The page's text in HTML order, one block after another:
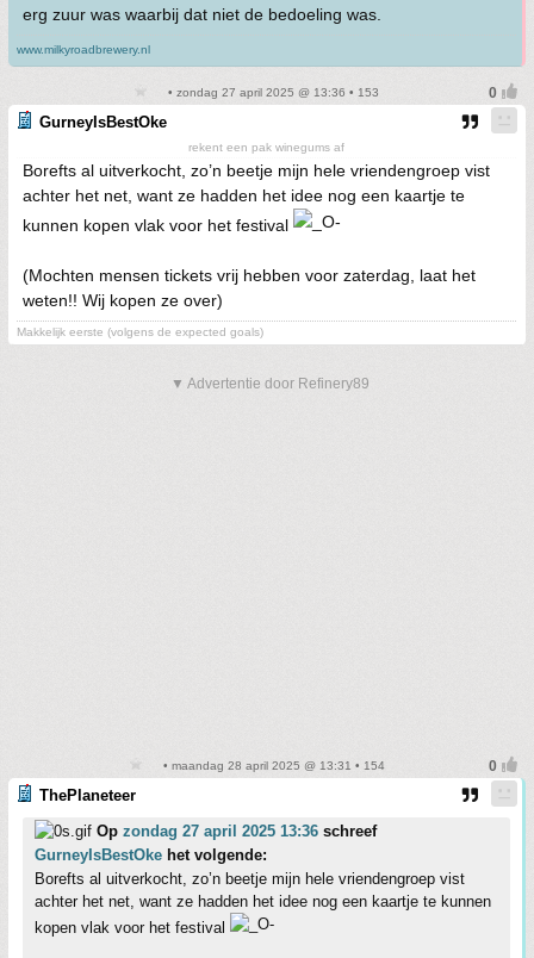
erg zuur was waarbij dat niet de bedoeling was.
www.milkyroadbrewery.nl
• zondag 27 april 2025 @ 13:36 • 153
GurneyIsBestOke
rekent een pak winegums af
Borefts al uitverkocht, zo’n beetje mijn hele vriendengroep vist
achter het net, want ze hadden het idee nog een kaartje te
kunnen kopen vlak voor het festival
(Mochten mensen tickets vrij hebben voor zaterdag, laat het
weten!! Wij kopen ze over)
Makkelijk eerste (volgens de expected goals)
▼ Advertentie door Refinery89
• maandag 28 april 2025 @ 13:31 • 154
ThePlaneteer
Op zondag 27 april 2025 13:36 schreef
GurneyIsBestOke het volgende:
Borefts al uitverkocht, zo’n beetje mijn hele vriendengroep vist
achter het net, want ze hadden het idee nog een kaartje te kunnen
kopen vlak voor het festival